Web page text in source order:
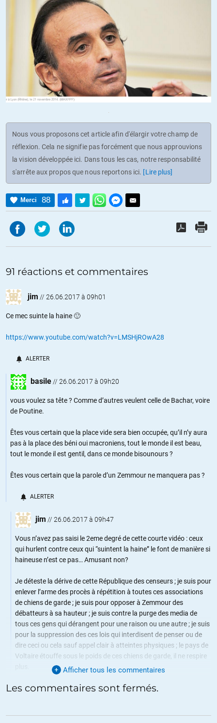
Nous vous proposons cet article afin d'élargir votre champ de
réflexion. Cela ne signifie pas forcément que nous approuvions
la vision développée ici. Dans tous les cas, notre responsabilité
s'arrête aux propos que nous reportons ici. [Lire plus]
Merci 88
91 réactions et commentaires
jim // 26.06.2017 à 09h01
Ce mec suinte la haine 🙂
https://www.youtube.com/watch?v=LMSHjROwA28
ALERTER
basile // 26.06.2017 à 09h20
vous voulez sa tête ? Comme d’autres veulent celle de Bachar, voire
de Poutine.
Êtes vous certain que la place vide sera bien occupée, qu’il n’y aura
pas à la place des béni oui macroniens, tout le monde il est beau,
tout le monde il est gentil, dans ce monde bisounours ?
Êtes vous certain que la parole d’un Zemmour ne manquera pas ?
ALERTER
jim // 26.06.2017 à 09h47
Vous n’avez pas saisi le 2eme degré de cette courte vidéo : ceux
qui hurlent contre ceux qui “suintent la haine” le font de manière si
haineuse n’est ce pas… Amusant non?
Je déteste la dérive de cette République des censeurs ; je suis pour
enlever l’arme des procès à répétition à toutes ces associations
de chiens de garde ; je suis pour opposer à Zemmour des
débatteurs à sa hauteur ; je suis contre la purge des media de
tous ces gens qui dérangent pour une raison ou une autre ; je suis
pour la suppression des ces lois qui interdisent de penser ou de
dire ceci ou cela sauf appel clair à atteintes physiques ; le pays de
Voltaire étouffe sous le poids de ces chiens de garde, il ne respire
ALERTER
Afficher tous les commentaires
Les commentaires sont fermés.